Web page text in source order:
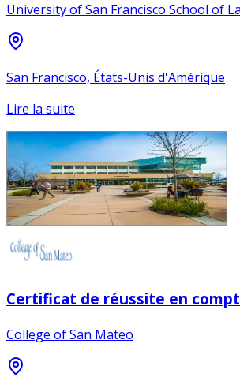
University of San Francisco School of
San Francisco, États-Unis d'Amérique
Lire la suite
Certificat de réussite en
College of San Mateo